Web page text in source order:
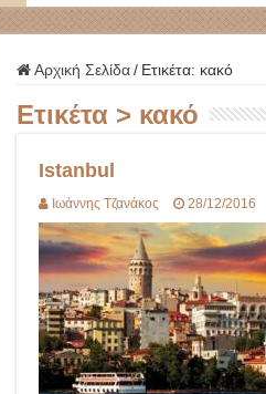
Αρχική Σελίδα / Ετικέτα: κακό
Ετικέτα > κακό
Istanbul
Ιωάννης Τζανάκος 28/12/2016